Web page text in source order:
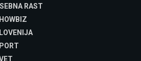
RAST